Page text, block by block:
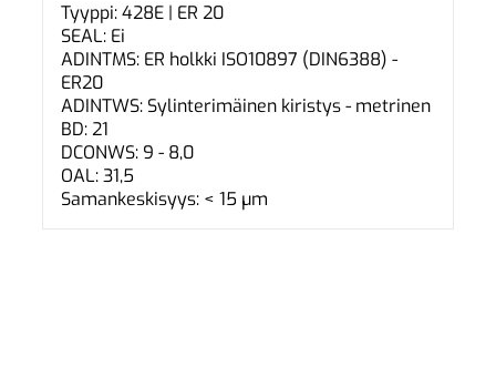
Tyyppi: 428E | ER 20
SEAL: Ei
ADINTMS: ER holkki ISO10897 (DIN6388) -
ER20
ADINTWS: Sylinterimäinen kiristys - metrinen
BD: 21
DCONWS: 9 - 8,0
OAL: 31,5
Samankeskisyys: < 15 µm